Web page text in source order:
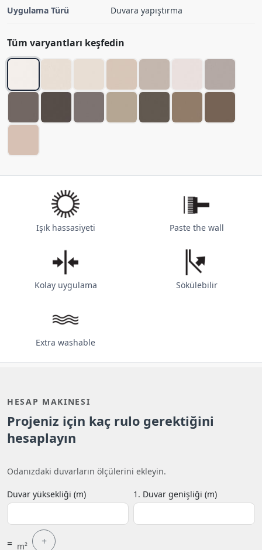
Uygulama Türü Duvara yapıştırma
Tüm varyantları keşfedin
Işık hassasiyeti Paste the wall
Kolay uygulama Sökülebilir
Extra washable
HESAP MAKINESI
Projeniz için kaç rulo gerektiğini
hesaplayın
Odanızdaki duvarların ölçülerini ekleyin.
Duvar yüksekliği (m) 1. Duvar genişliği (m)
= m² +